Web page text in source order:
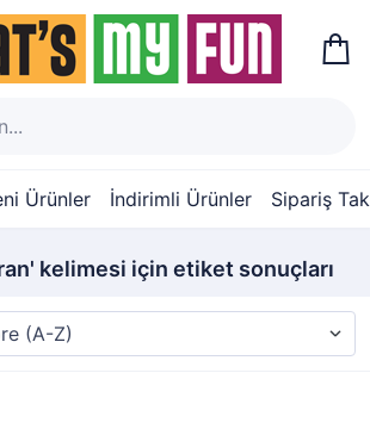
Ürünler İndirimli Ürünler Sipariş
kelimesi için etiket sonuçları